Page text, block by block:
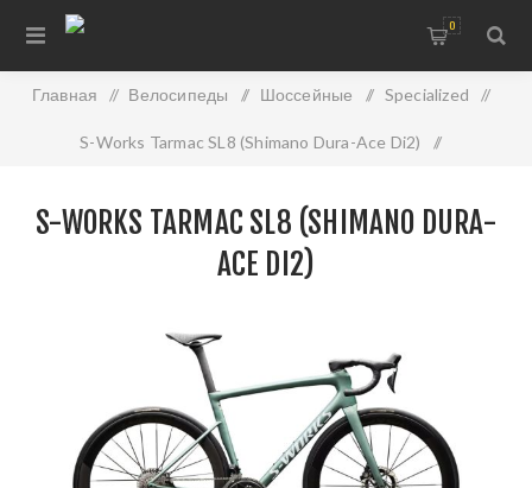
0
Главная / Велосипеды / Шоссейные / Specialized /
S-Works Tarmac SL8 (Shimano Dura-Ace Di2) /
S-WORKS TARMAC SL8 (SHIMANO DURA-
ACE DI2)